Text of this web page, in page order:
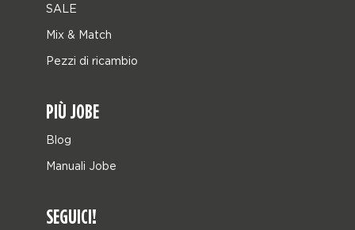
SALE
Mix & Match
Pezzi di ricambio
PIÙ JOBE
Blog
Manuali Jobe
SEGUICI!